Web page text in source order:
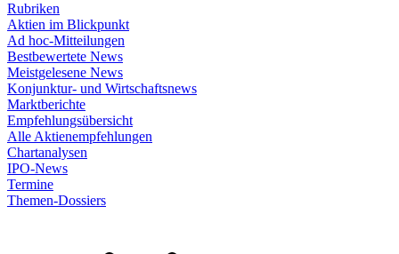
Rubriken
Aktien im Blickpunkt
Ad hoc-Mitteilungen
Bestbewertete News
Meistgelesene News
Konjunktur- und Wirtschaftsnews
Marktberichte
Empfehlungsübersicht
Alle Aktienempfehlungen
Chartanalysen
IPO-News
Termine
Themen-Dossiers